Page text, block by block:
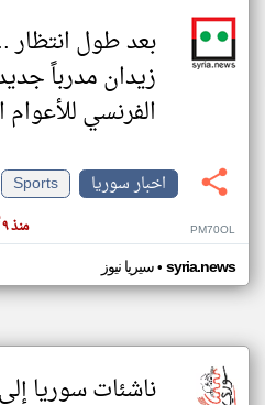
بعد طول انتظار
زيدان مدرباً
الفرنسي للأعوام
اخبار سوريا
Sports
منذ ٩ أيام PM70OL
سيريا نيوز• syria.news
ناشئات سوريا